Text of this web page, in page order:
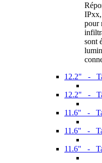
IPxx,
pour
sont
12.2" -
12.2" -
11.6" -
11.6" -
11.6" -